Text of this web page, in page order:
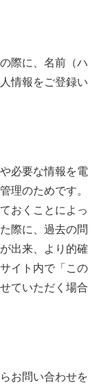
際に、名前（ハ
情報をご登録い
必要な情報を電
理のためです。
おくことによっ
際に、過去の問
出来、より的確
イト内で「この
ていただく場合
お問い合わせを